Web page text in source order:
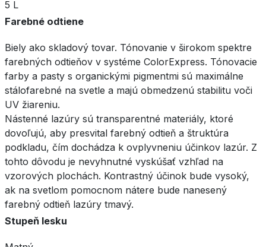
5 L
Farebné odtiene
Biely ako skladový tovar. Tónovanie v širokom spektre
farebných odtieňov v systéme ColorExpress. Tónovacie
farby a pasty s organickými pigmentmi sú maximálne
stálofarebné na svetle a majú obmedzenú stabilitu voči
UV žiareniu.
Nástenné lazúry sú transparentné materiály, ktoré
dovoľujú, aby presvital farebný odtieň a štruktúra
podkladu, čím dochádza k ovplyvneniu účinkov lazúr. Z
tohto dôvodu je nevyhnutné vyskúšať vzhľad na
vzorových plochách. Kontrastný účinok bude vysoký,
ak na svetlom pomocnom nátere bude nanesený
farebný odtieň lazúry tmavý.
Stupeň lesku